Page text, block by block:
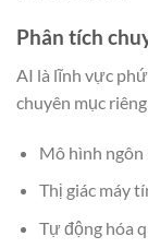
Phân tích
AI là lĩnh vực
chuyên mục
Mô hình
Thị giác máy
Tự động hóa